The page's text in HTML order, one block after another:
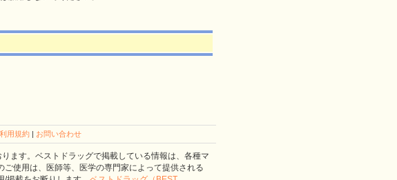
利用規約 | お問い合わせ
ます。ベストドラッグで掲載している情報は、各種マ
使用は、医師等、医学の専門家によって提供される